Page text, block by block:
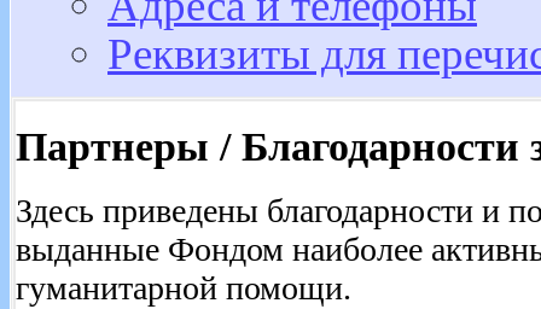
Реквизиты для
Партнеры / Благодарности
Здесь приведены благодарности и
выданные Фондом наиболее
гуманитарной помощи.